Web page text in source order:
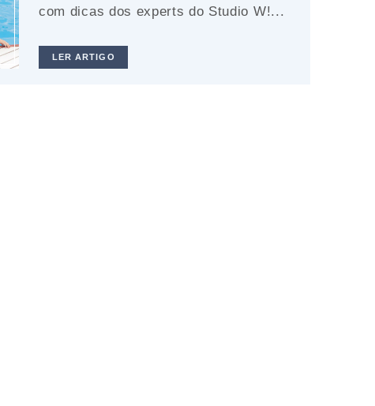
com dicas dos experts do Studio W!...
LER ARTIGO